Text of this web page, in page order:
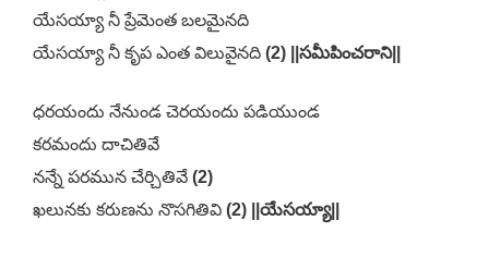
యేసయ్యా నీ ప్రేమెంత బలమైనది
యేసయ్యా నీ కృప ఎంత విలువైనది (2) ||సమీపించరాని||
ధరయందు నేనుండ చెరయందు పడియుండ
కరమందు దాచితివే
నన్నే పరమున చేర్చితివే (2)
ఖలునకు కరుణను నొసగితివి (2) ||యేసయ్యా||